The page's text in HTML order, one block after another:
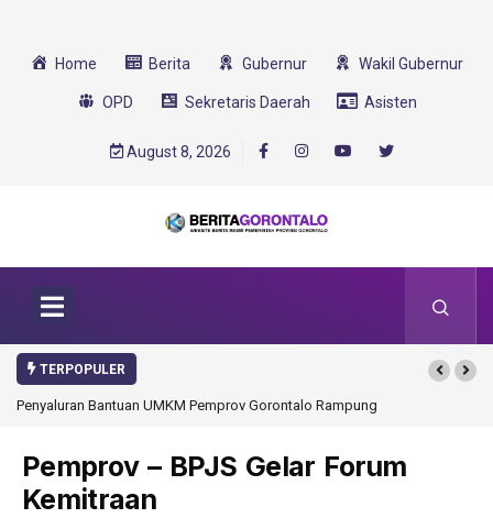
Home Berita Gubernur Wakil Gubernur
OPD Sekretaris Daerah Asisten
August 8, 2026
TERPOPULER
Penyaluran Bantuan UMKM Pemprov Gorontalo Rampung
Pemprov – BPJS Gelar Forum
Kemitraan